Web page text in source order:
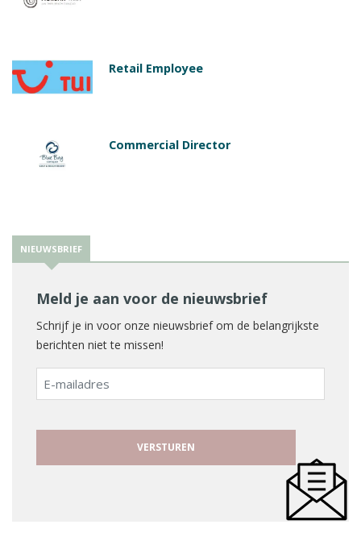
Retail Employee
Commercial Director
NIEUWSBRIEF
Meld je aan voor de nieuwsbrief
Schrijf je in voor onze nieuwsbrief om de belangrijkste
berichten niet te missen!
E-
mailadres